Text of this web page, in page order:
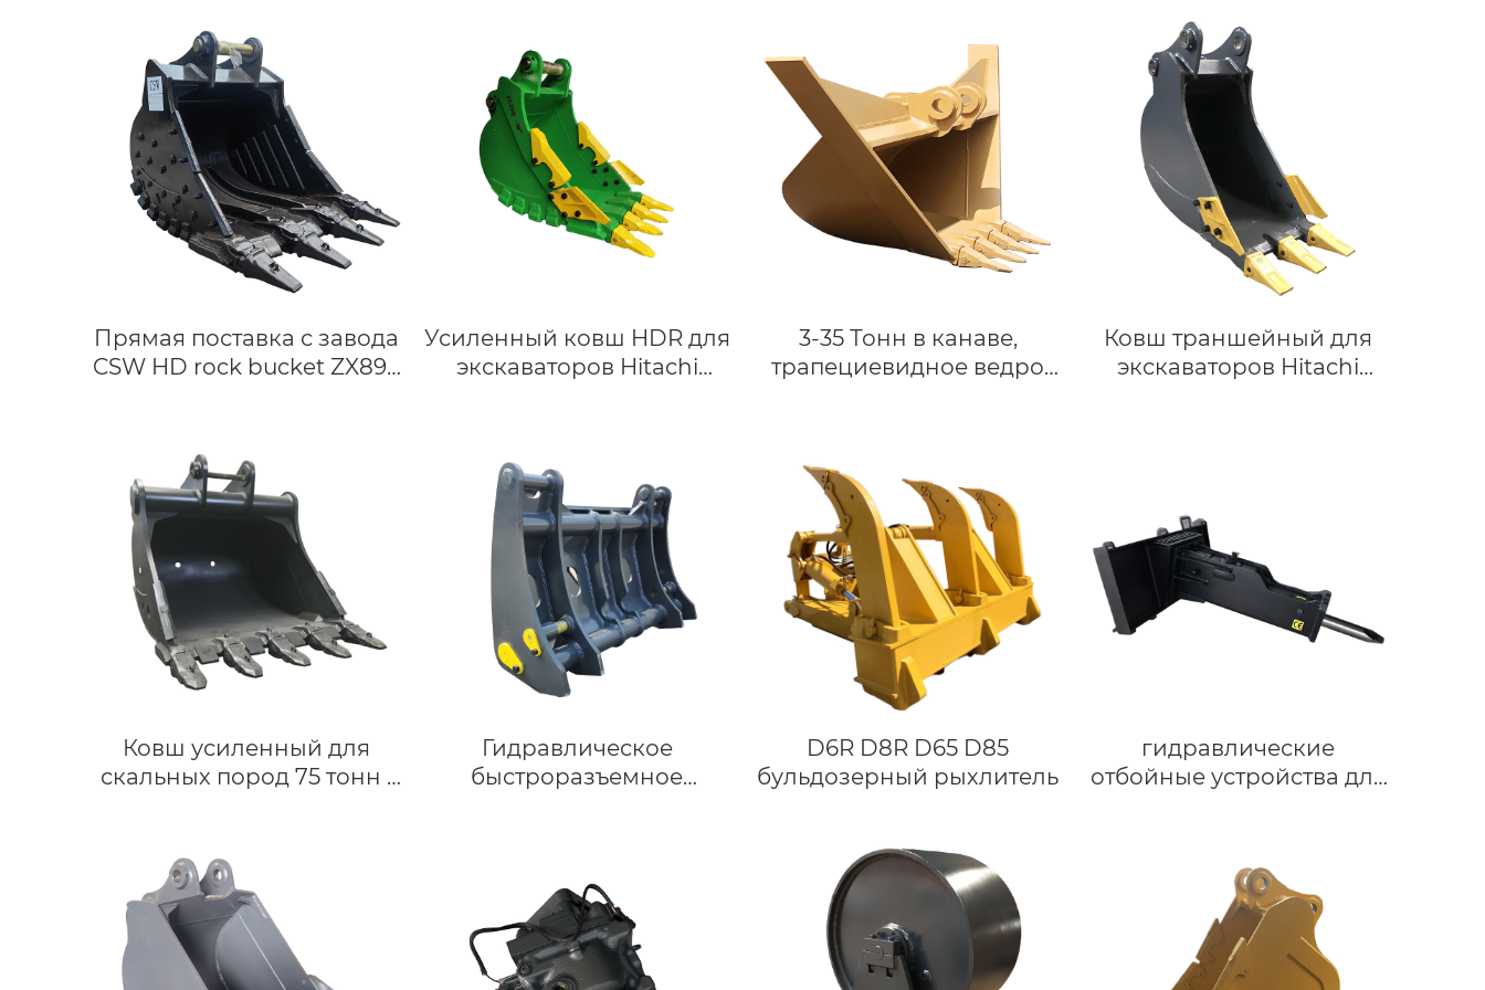
Прямая поставка с завода
CSW HD rock bucket ZX890
Большие Тяжелые ведра
для строительства, снос
Усиленный ковш HDR для
экскаваторов Hitachi
3-35 Тонн в канаве,
трапециевидное ведро
Ковш траншейный для
экскаваторов Hitachi
Ковш усиленный для
скальных пород 75 тонн |
Гидравлическое
быстроразъемное
быстросъемным
устройством трактора JCB
457, FL962, L120, CAT966 и
колесными погрузчиками
D6R D8R D65 D85
бульдозерный рыхлитель
гидравлические
отбойные устройства для
бортовым поворотом